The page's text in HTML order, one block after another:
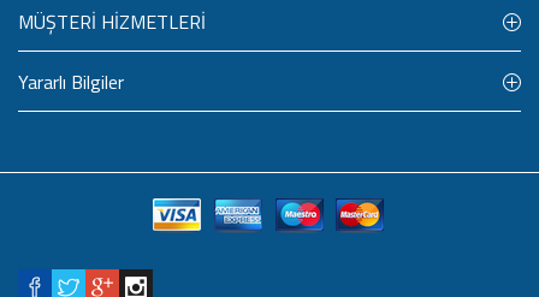
MÜŞTERİ HİZMETLERİ
Yararlı Bilgiler